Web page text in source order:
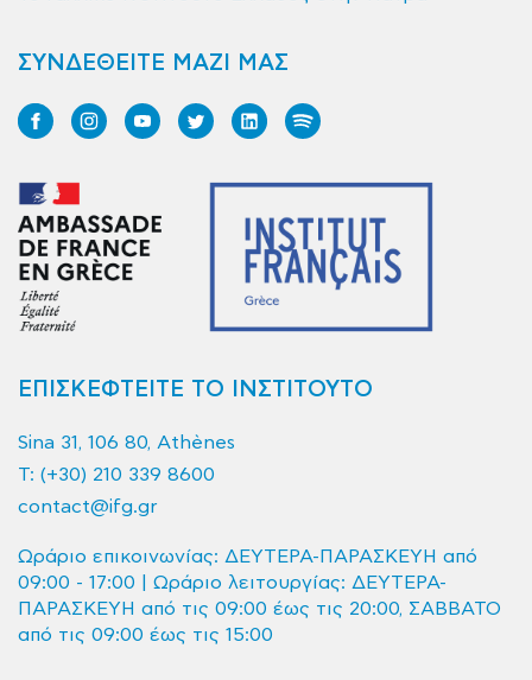
ΣΥΝΔΕΘΕΙΤΕ ΜΑΖΙ ΜΑΣ
ΕΠΙΣΚΕΦΤΕΙΤΕ ΤΟ ΙΝΣΤΙΤΟΥΤΟ
Sina 31, 106 80, Athènes
T: (+30) 210 339 8600
contact@ifg.gr
Ωράριο επικοινωνίας: ΔΕΥΤΕΡΑ-ΠΑΡΑΣΚΕΥΗ από
09:00 - 17:00 | Ωράριο λειτουργίας: ΔΕΥΤΕΡΑ-
ΠΑΡΑΣΚΕΥΗ από τις 09:00 έως τις 20:00, ΣΑΒΒΑΤΟ
από τις 09:00 έως τις 15:00